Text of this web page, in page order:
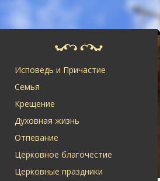
Исповедь и Причастие
Семья
Крещение
Духовная жизнь
Отпевание
Церковное благочестие
Церковные праздники